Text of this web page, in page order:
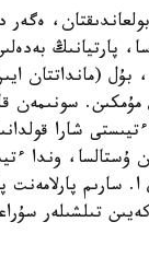
ەگەر
پارتيانىڭ
بۇل (مانداتتان
مۇمكىن. سونىمەن
ءتيىستى شارا
ۇستالسا، وندا
پارلامەنت
تىلشىلەر